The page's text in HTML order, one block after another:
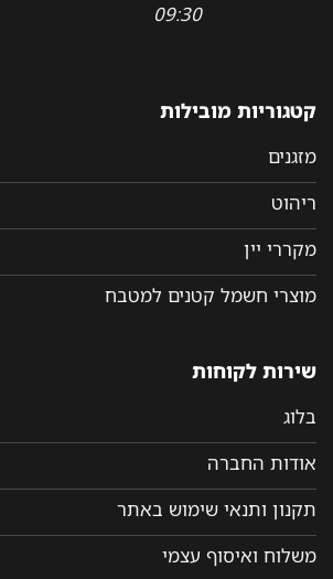
09:30
קטגוריות מובילות
מזגנים
ריהוט
מקררי יין
מוצרי חשמל קטנים למטבח
שירות לקוחות
בלוג
אודות החברה
תקנון ותנאי שימוש באתר
משלוח ואיסוף עצמי